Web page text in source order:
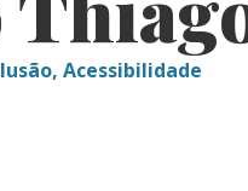
Acessibilidade